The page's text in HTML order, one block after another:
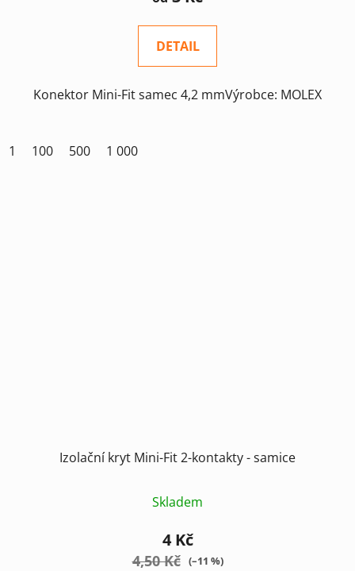
DETAIL
Konektor Mini-Fit samec 4,2 mmVýrobce: MOLEX
1 100 500 1 000
Izolační kryt Mini-Fit 2-kontakty - samice
Skladem
4 Kč
4,50 Kč (–11 %)